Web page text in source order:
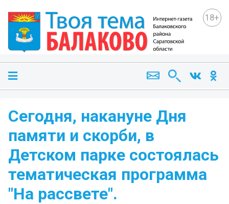
18+
Сегодня, накануне Дня
памяти и скорби, в
Детском парке состоялась
тематическая программа
"На рассвете".